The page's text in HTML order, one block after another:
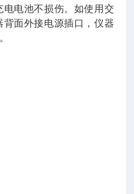
电池不损伤。如使用交
面外接电源插口，仪器